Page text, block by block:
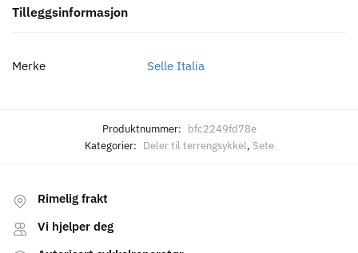
Tilleggsinformasjon
Merke Selle Italia
Produktnummer: bfc2249fd78e
Kategorier: Deler til terrengsykkel, Sete
Rimelig frakt
Vi hjelper deg